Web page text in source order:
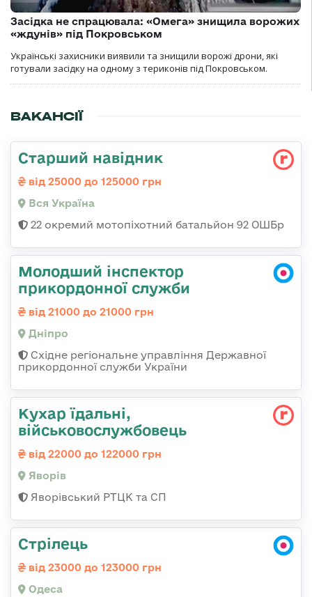
Засідка не спрацювала: «Омега» знищила ворожих
«ждунів» під Покровськом
Українські захисники виявили та знищили ворожі дрони, які
готували засідку на одному з териконів під Покровськом.
ВАКАНСІЇ
Старший навідник
від 25000 до 125000 грн
Вся Україна
22 окремий мотопіхотний батальйон 92 ОШБр
Молодший інспектор
прикордонної служби
від 21000 до 21000 грн
Дніпро
Східне регіональне управління Державної
прикордонної служби України
Кухар їдальні,
військовослужбовець
від 22000 до 122000 грн
Яворів
Яворівський РТЦК та СП
Стрілець
від 23000 до 123000 грн
Одеса